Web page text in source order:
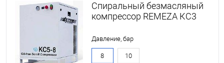
Спиральный безмасляный
компрессор REMEZA КС3
Давление, бар
8 10